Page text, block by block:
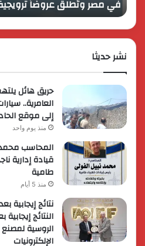
مصر
وتُطلق
عروضاً
ترويجية
حصرية
في مصر وتُطلق عروضاً
نشر حديثا
حريق هائل
العامرية..
إلى موقع
منذ يوم واحد
المحاسب محمد
قيادة إدارية
طامية
منذ 5 أيام
نتائج إيجابية
النتائج
الروسية لمصنع
الإلكترونيات